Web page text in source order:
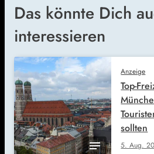
Das könnte Dich
interessieren
Anzeige
5. Aug.
Top-
sollten